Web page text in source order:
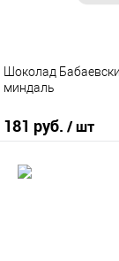
Шоколад
миндаль
181 руб. / шт